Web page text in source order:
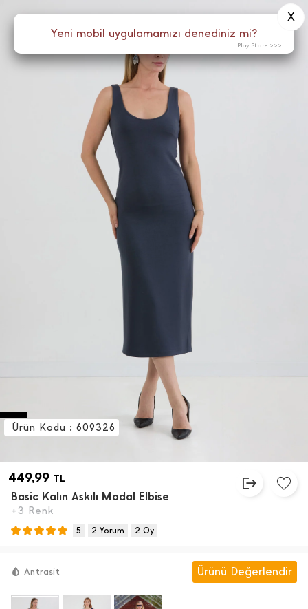
Menü
449,99 TL
Basic Kalın Askılı Modal Elbise
+3 Renk
Ürün Kodu : 609326
5 2 Yorum 2 Oy
Antrasit Ürünü Değerlendir
Yeni mobil uygulamamızı denediniz mi?
X
Play Store >>>